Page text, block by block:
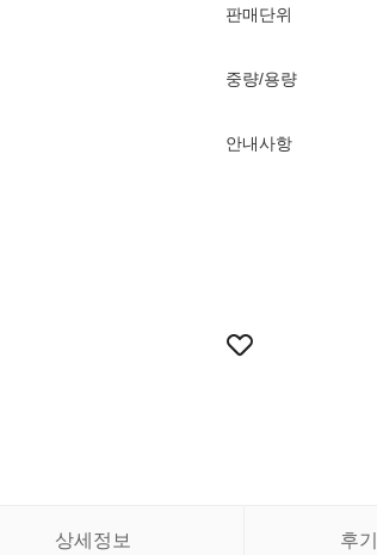
판매단위
중량/용량
안내사항
상세정보 후기